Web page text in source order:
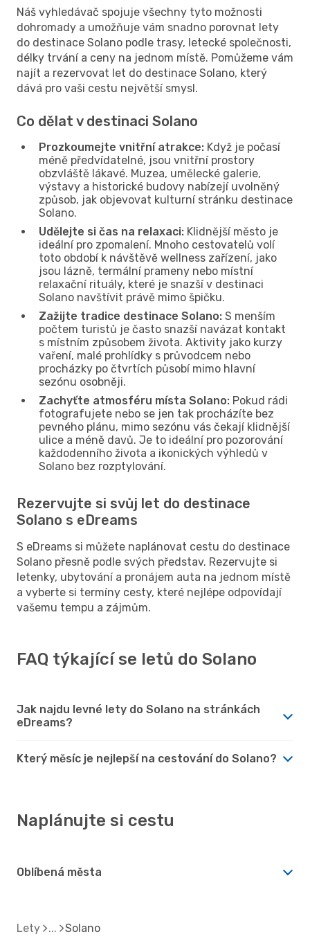
Náš vyhledávač spojuje všechny tyto možnosti
dohromady a umožňuje vám snadno porovnat lety
do destinace Solano podle trasy, letecké společnosti,
délky trvání a ceny na jednom místě. Pomůžeme vám
najít a rezervovat let do destinace Solano, který
dává pro vaši cestu největší smysl.
Co dělat v destinaci Solano
Prozkoumejte vnitřní atrakce: Když je počasí
méně předvídatelné, jsou vnitřní prostory
obzvláště lákavé. Muzea, umělecké galerie,
výstavy a historické budovy nabízejí uvolněný
způsob, jak objevovat kulturní stránku destinace
Solano.
Udělejte si čas na relaxaci: Klidnější město je
ideální pro zpomalení. Mnoho cestovatelů volí
toto období k návštěvě wellness zařízení, jako
jsou lázně, termální prameny nebo místní
relaxační rituály, které je snazší v destinaci
Solano navštívit právě mimo špičku.
Zažijte tradice destinace Solano: S menším
počtem turistů je často snazší navázat kontakt
s místním způsobem života. Aktivity jako kurzy
vaření, malé prohlídky s průvodcem nebo
procházky po čtvrtích působí mimo hlavní
sezónu osobněji.
Zachyťte atmosféru místa Solano: Pokud rádi
fotografujete nebo se jen tak procházíte bez
pevného plánu, mimo sezónu vás čekají klidnější
ulice a méně davů. Je to ideální pro pozorování
každodenního života a ikonických výhledů v
Solano bez rozptylování.
Rezervujte si svůj let do destinace
Solano s eDreams
S eDreams si můžete naplánovat cestu do destinace
Solano přesně podle svých představ. Rezervujte si
letenky, ubytování a pronájem auta na jednom místě
a vyberte si termíny cesty, které nejlépe odpovídají
vašemu tempu a zájmům.
FAQ týkající se letů do Solano
Jak najdu levné lety do Solano na stránkách
eDreams?
Který měsíc je nejlepší na cestování do Solano?
Naplánujte si cestu
Oblíbená města
Lety Solano